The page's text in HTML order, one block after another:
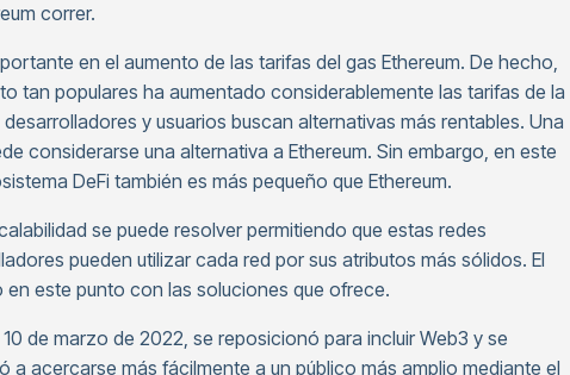
correr.
en el aumento de las tarifas del gas Ethereum. De hecho,
tan populares ha aumentado considerablemente las tarifas de la
y usuarios buscan alternativas más rentables. Una
considerarse una alternativa a Ethereum. Sin embargo, en este
DeFi también es más pequeño que Ethereum.
se puede resolver permitiendo que estas redes
pueden utilizar cada red por sus atributos más sólidos. El
este punto con las soluciones que ofrece.
de marzo de 2022, se reposicionó para incluir Web3 y se
a acercarse más fácilmente a un público más amplio mediante el